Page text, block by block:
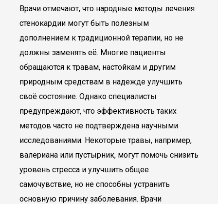
Врачи отмечают, что народные методы лечения
стенокардии могут быть полезным
дополнением к традиционной терапии, но не
должны заменять её. Многие пациенты
обращаются к травам, настойкам и другим
природным средствам в надежде улучшить
своё состояние. Однако специалисты
предупреждают, что эффективность таких
методов часто не подтверждена научными
исследованиями. Некоторые травы, например,
валериана или пустырник, могут помочь снизить
уровень стресса и улучшить общее
самочувствие, но не способны устранить
основную причину заболевания. Врачи